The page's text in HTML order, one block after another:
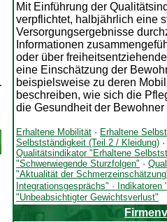
Mit Einführung der
verpflichtet, halbjährlich eine
Versorgungsergebnisse
Informationen
oder über
eine Einschätzung der
beispielsweise zu deren
beschreiben, wie sich die
die Gesundheit der Bewohner
Erhaltene Mobilität · Erhaltene
Selbstständigkeit (Teil 2 / Kleidung) ·
Qualitätsindikator "Erhaltene
"Schwerwiegende Sturzfolgen" ·
"Aktualität der
Integrationsgesprächs" ·
"Unbeabsichtigter Gewichtsverlust"